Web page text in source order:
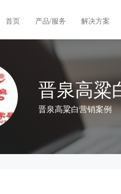
首页 产品/服务 解决方案
晋泉高粱
晋泉高粱白营销案例